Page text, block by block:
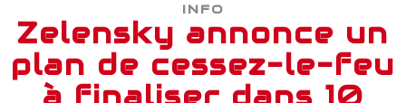
INFO
Zelensky annonce un
plan de cessez-le-feu